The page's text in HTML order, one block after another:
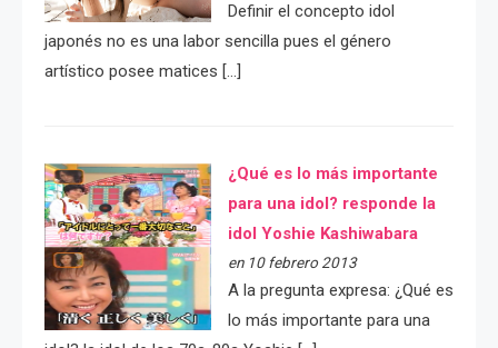
Definir el concepto idol
japonés no es una labor sencilla pues el género
artístico posee matices […]
¿Qué es lo más importante
para una idol? responde la
idol Yoshie Kashiwabara
en 10 febrero 2013
A la pregunta expresa: ¿Qué es
lo más importante para una